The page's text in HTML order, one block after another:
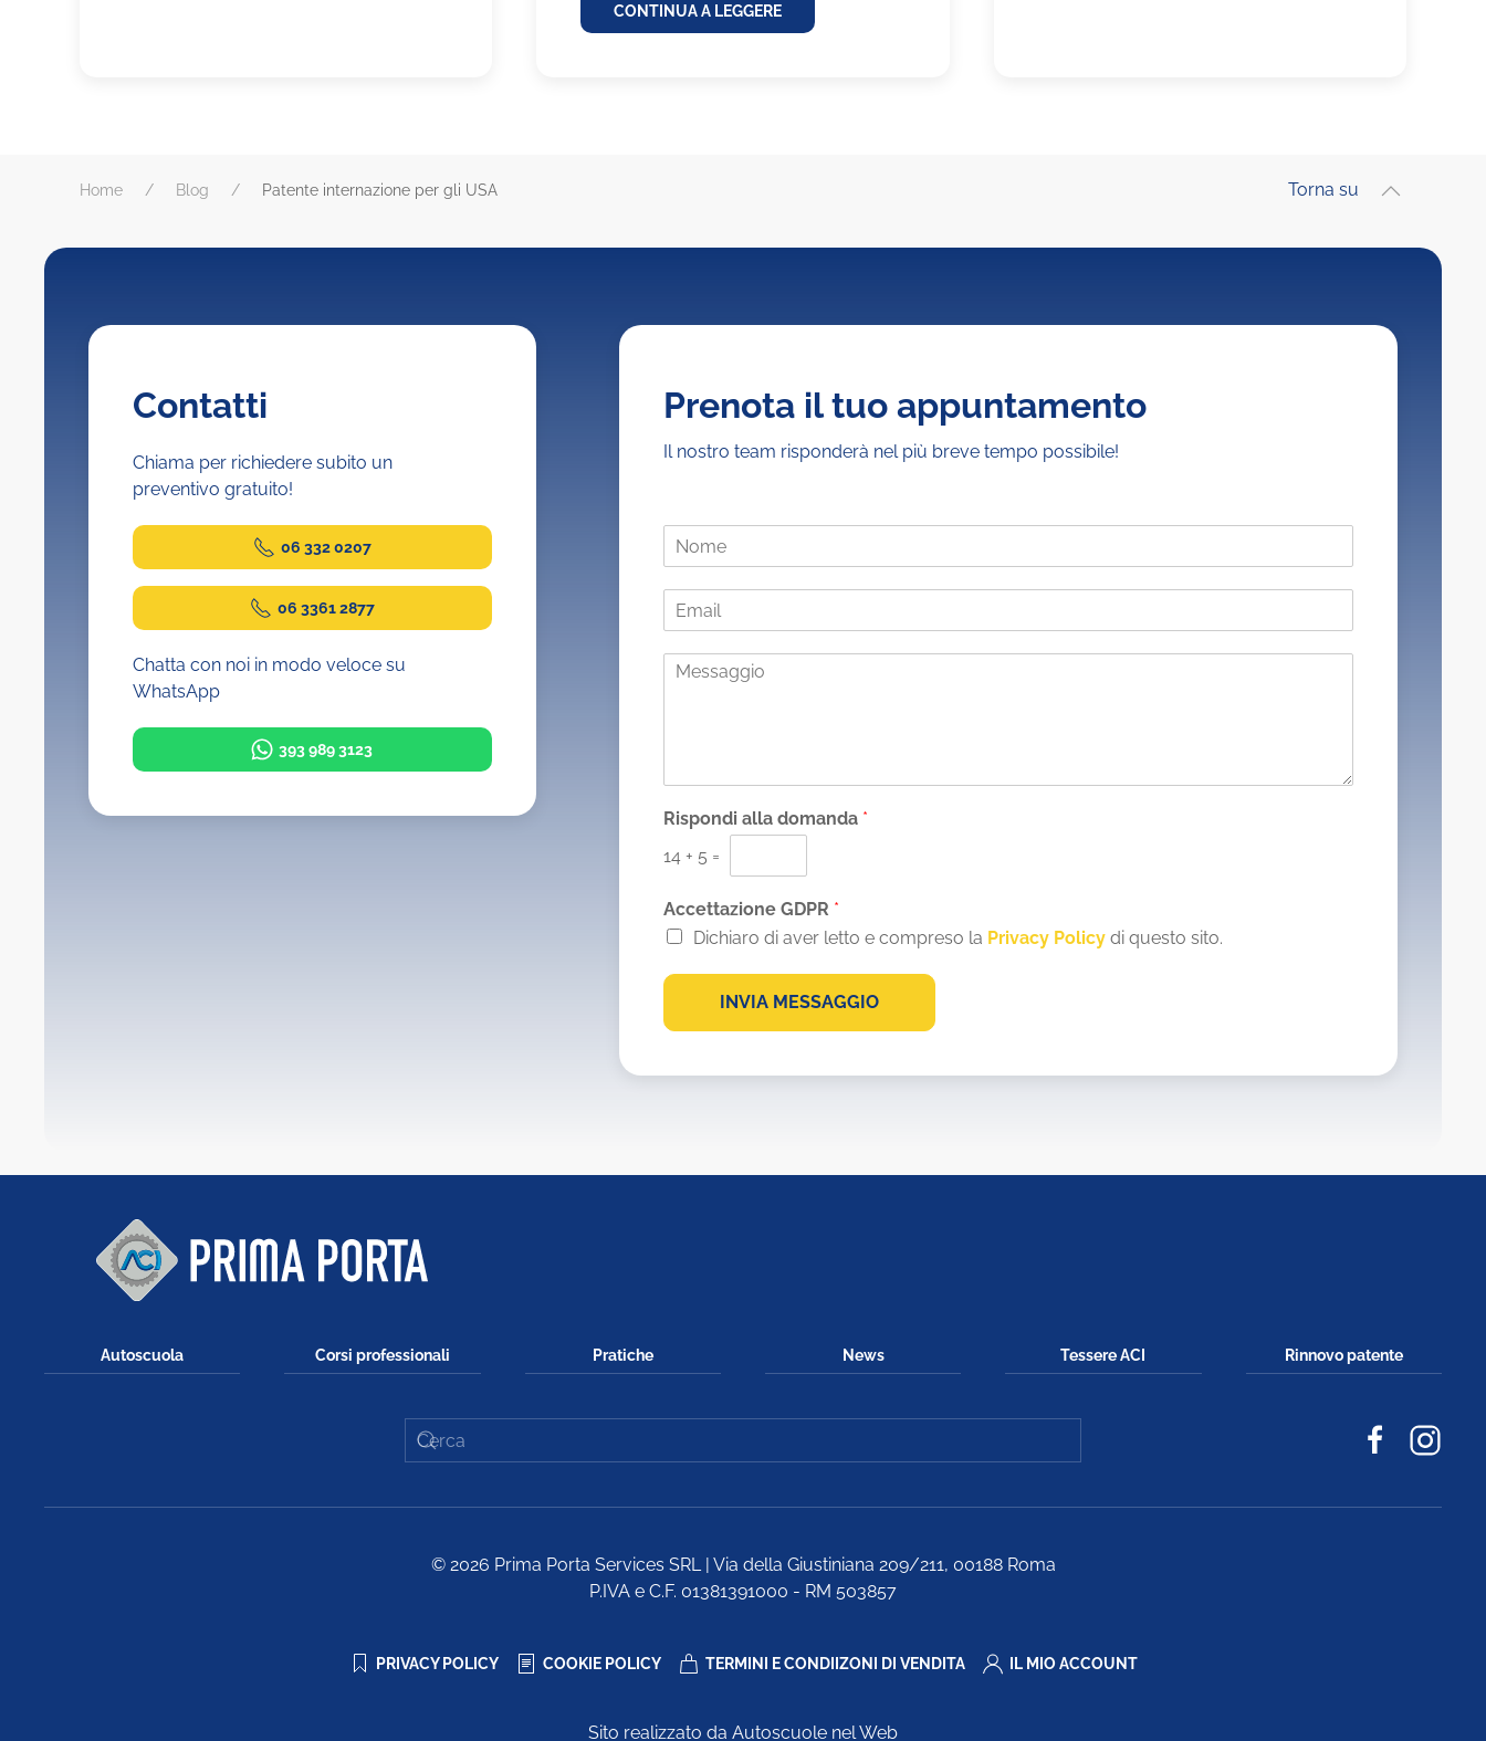
CONTINUA A LEGGERE
Home Blog Patente internazione per gli USA Torna su
Contatti
Chiama per richiedere subito un
preventivo gratuito!
06 332 0207
06 3361 2877
Chatta con noi in modo veloce su
WhatsApp
393 989 3123
Prenota il tuo appuntamento
Il nostro team risponderà nel più breve tempo possibile!
m
M
i
*
Rispondi alla domanda *
14 + 5 =
Accettazione GDPR *
Dichiaro di aver letto e compreso la Privacy Policydi questo sito.
INVIA MESSAGGIO
Autoscuola Corsi professionali Pratiche News Tessere ACI Rinnovo patente
© 2026 Prima Porta Services SRL | Via della Giustiniana 209/211, 00188 Roma
P.IVA e C.F. 01381391000 - RM 503857
PRIVACY POLICY COOKIE POLICY TERMINI E CONDIIZONI DI VENDITA IL MIO ACCOUNT
Sito realizzato da Autoscuole nel Web